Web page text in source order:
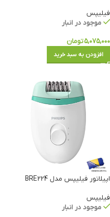
فیلیپس
موجود در انبار
۵,۰۷۵,۰۰۰تومان
افزودن به سبد خرید
اپیلاتور فیلیپس مدل BRE224
فیلیپس
موجود در انبار